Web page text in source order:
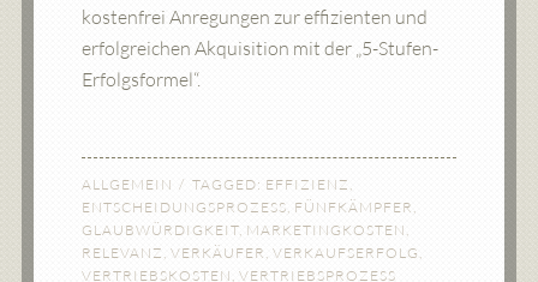
kostenfrei Anregungen zur effizienten und
erfolgreichen Akquisition mit der „5-Stufen-
Erfolgsformel“.
ALLGEMEIN TAGGED: EFFIZIENZ ,
ENTSCHEIDUNGSPROZESS, FÜNFKÄMPFER ,
GLAUBWÜRDIGKEIT, MARKETINGKOSTEN ,
RELEVANZ , VERKÄUFER , VERKAUFSERFOLG ,
VERTRIEBSKOSTEN , VERTRIEBSPROZESS